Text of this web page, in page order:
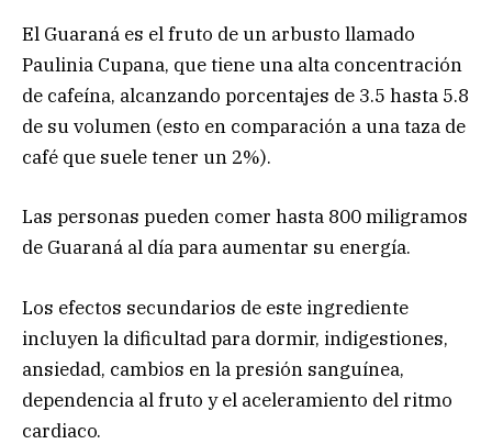
El Guaraná es el fruto de un arbusto llamado
Paulinia Cupana, que tiene una alta concentración
de cafeína, alcanzando porcentajes de 3.5 hasta 5.8
de su volumen (esto en comparación a una taza de
café que suele tener un 2%).
Las personas pueden comer hasta 800 miligramos
de Guaraná al día para aumentar su energía.
Los efectos secundarios de este ingrediente
incluyen la dificultad para dormir, indigestiones,
ansiedad, cambios en la presión sanguínea,
dependencia al fruto y el aceleramiento del ritmo
cardiaco.